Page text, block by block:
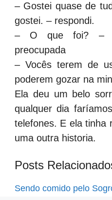
– Gostei quase de
gostei. – respondi.
– O que foi? –
preocupada
– Vocês terem de
poderem gozar na
Ela deu um belo
qualquer dia
telefones. E ela tinha
uma outra historia.
Posts
Sendo comido pelo